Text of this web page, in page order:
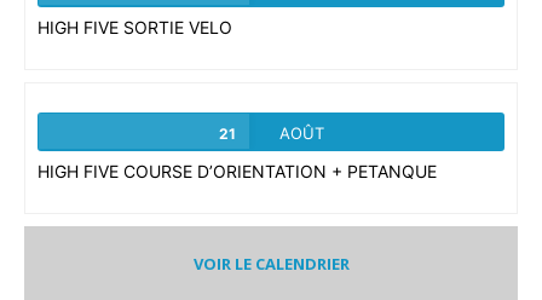
HIGH FIVE SORTIE VELO
21 AOÛT
HIGH FIVE COURSE D’ORIENTATION + PETANQUE
VOIR LE CALENDRIER